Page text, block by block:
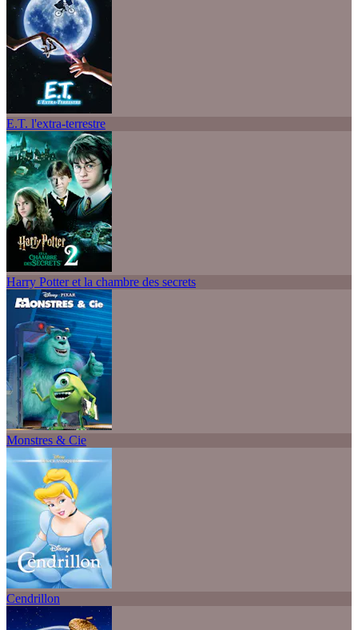
E.T. l'extra-terrestre
Harry Potter et la chambre des secrets
Monstres & Cie
Cendrillon